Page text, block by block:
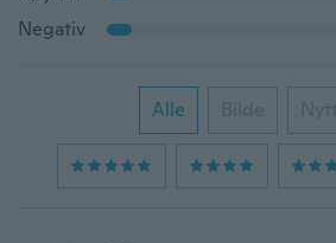
Negativ
Alle Bilde